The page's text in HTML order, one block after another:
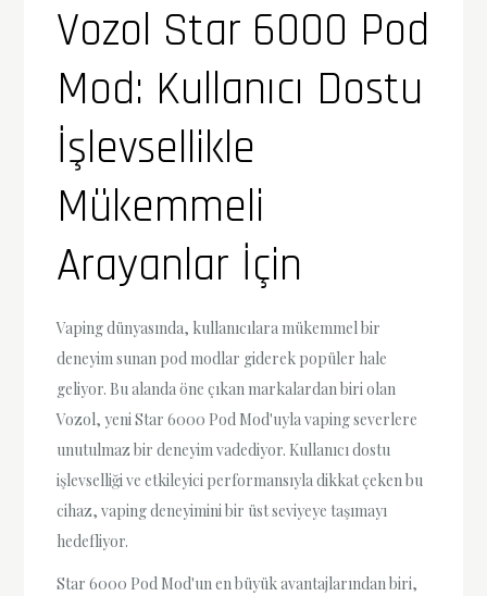
Vozol Star 6000 Pod
Mod: Kullanıcı Dostu
İşlevsellikle
Mükemmeli
Arayanlar İçin
Vaping dünyasında, kullanıcılara mükemmel bir
deneyim sunan pod modlar giderek popüler hale
geliyor. Bu alanda öne çıkan markalardan biri olan
Vozol, yeni Star 6000 Pod Mod'uyla vaping severlere
unutulmaz bir deneyim vadediyor. Kullanıcı dostu
işlevselliği ve etkileyici performansıyla dikkat çeken bu
cihaz, vaping deneyimini bir üst seviyeye taşımayı
hedefliyor.
Star 6000 Pod Mod'un en büyük avantajlarından biri,